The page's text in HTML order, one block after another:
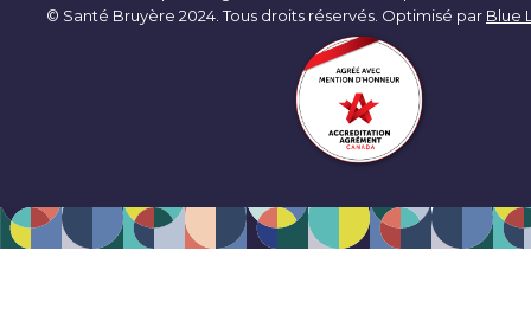
© Santé Bruyère 2024. Tous droits réservés. Optimisé par Blue